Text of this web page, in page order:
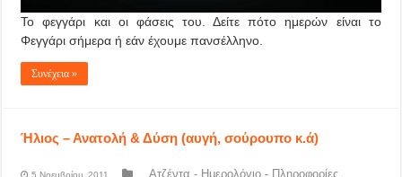
Το φεγγάρι και οι φάσεις του. Δείτε πότο ημερών είναι το
Φεγγάρι σήμερα ή εάν έχουμε πανσέλληνο.
Συνέχεια »
Ήλιος – Ανατολή & Δύση (αυγή, σούρουπο κ.ά)
5 Νοεμβρίου, 2011 Ατζέντα - Ημερολόγιο - Πληροφορίες